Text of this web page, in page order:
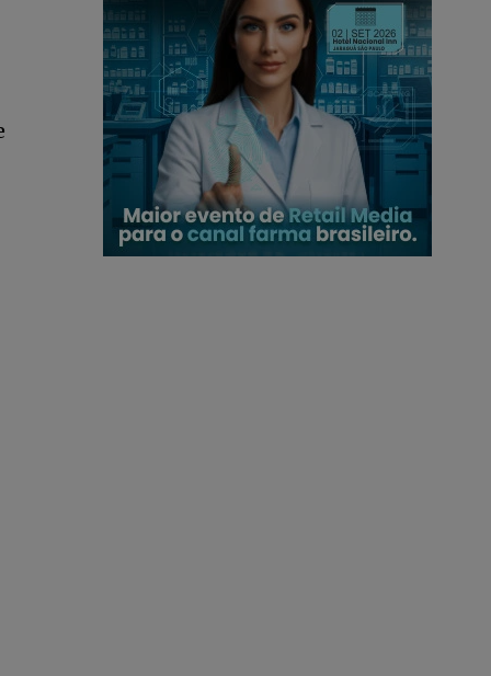
INSCREVA-SE
de Privacidade